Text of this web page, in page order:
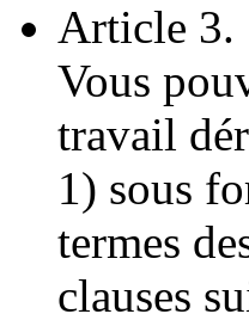
Article 3.
Vous
travail
1) sous
termes
clauses